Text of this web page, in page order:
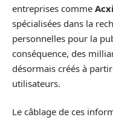
entreprises comme
spécialisées dans la
personnelles pour la
conséquence, des
désormais créés à
utilisateurs.
Le câblage de ces